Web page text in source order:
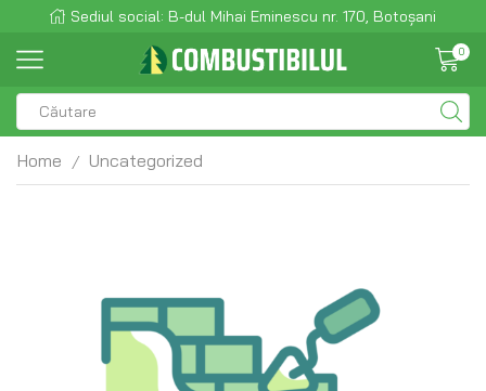
Sediul social: B-dul Mihai Eminescu nr. 170, Botoșani
0
Home / Uncategorized